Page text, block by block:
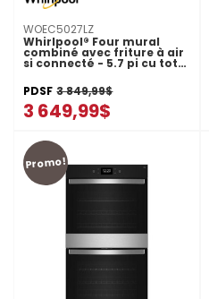
WOEC5027LZ
Whirlpool® Four mural
combiné avec friture à air
si connecté - 5.7 pi cu total
PDSF 3 849,99$
3 649,99$
Promo!